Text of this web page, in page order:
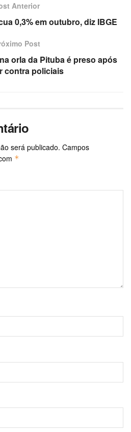
Anterior
0,3% em outubro, diz IBGE
Post
orla da Pituba é preso após
contra policiais
será publicado. Campos
*